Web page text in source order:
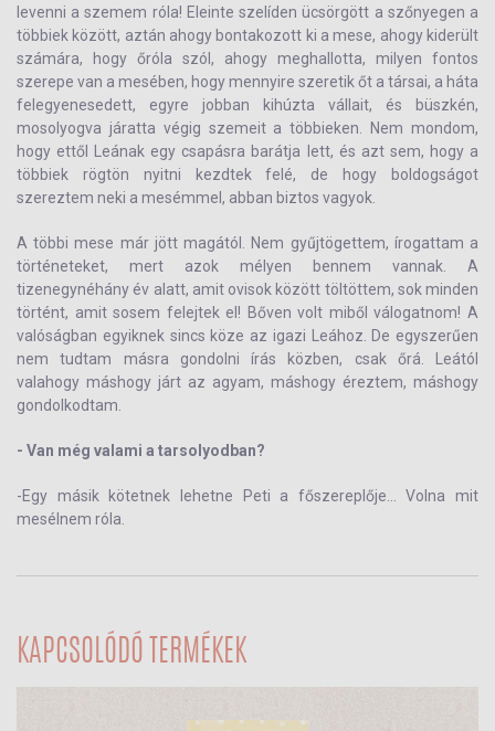
levenni a szemem róla! Eleinte szelíden ücsörgött a szőnyegen a
többiek között, aztán ahogy bontakozott ki a mese, ahogy kiderült
számára, hogy őróla szól, ahogy meghallotta, milyen fontos
szerepe van a mesében, hogy mennyire szeretik őt a társai, a háta
felegyenesedett, egyre jobban kihúzta vállait, és büszkén,
mosolyogva járatta végig szemeit a többieken. Nem mondom,
hogy ettől Leának egy csapásra barátja lett, és azt sem, hogy a
többiek rögtön nyitni kezdtek felé, de hogy boldogságot
szereztem neki a mesémmel, abban biztos vagyok.
A többi mese már jött magától. Nem gyűjtögettem, írogattam a
történeteket, mert azok mélyen bennem vannak. A
tizenegynéhány év alatt, amit ovisok között töltöttem, sok minden
történt, amit sosem felejtek el! Bőven volt miből válogatnom! A
valóságban egyiknek sincs köze az igazi Leához. De egyszerűen
nem tudtam másra gondolni írás közben, csak őrá. Leától
valahogy máshogy járt az agyam, máshogy éreztem, máshogy
gondolkodtam.
- Van még valami a tarsolyodban?
-Egy másik kötetnek lehetne Peti a főszereplője… Volna mit
mesélnem róla.
KAPCSOLÓDÓ TERMÉKEK